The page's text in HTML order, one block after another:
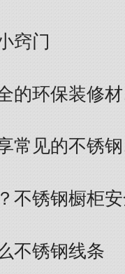
窍门
的环保装修
常见的不锈
不锈钢橱柜
不锈钢线条